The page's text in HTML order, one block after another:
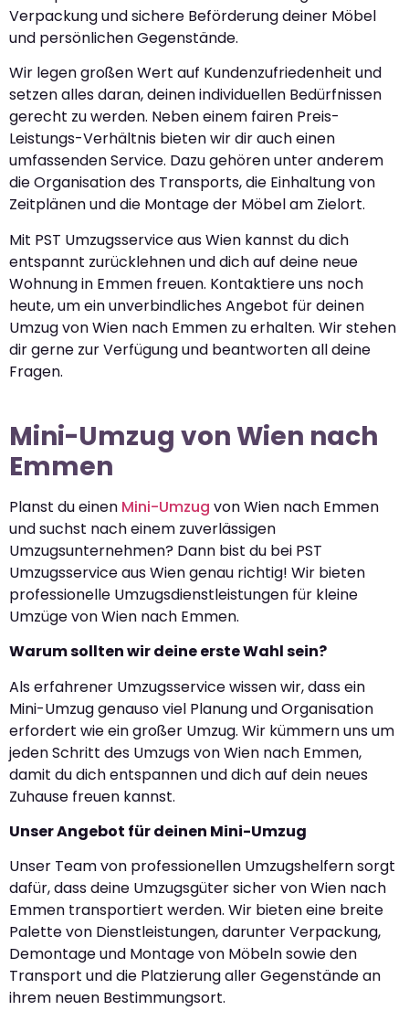
Verpackung und sichere Beförderung deiner Möbel
und persönlichen Gegenstände.
Wir legen großen Wert auf Kundenzufriedenheit und
setzen alles daran, deinen individuellen Bedürfnissen
gerecht zu werden. Neben einem fairen Preis-
Leistungs-Verhältnis bieten wir dir auch einen
umfassenden Service. Dazu gehören unter anderem
die Organisation des Transports, die Einhaltung von
Zeitplänen und die Montage der Möbel am Zielort.
Mit PST Umzugsservice aus Wien kannst du dich
entspannt zurücklehnen und dich auf deine neue
Wohnung in Emmen freuen. Kontaktiere uns noch
heute, um ein unverbindliches Angebot für deinen
Umzug von Wien nach Emmen zu erhalten. Wir stehen
dir gerne zur Verfügung und beantworten all deine
Fragen.
Mini-Umzug von Wien nach
Emmen
Planst du einen Mini-Umzug von Wien nach Emmen
und suchst nach einem zuverlässigen
Umzugsunternehmen? Dann bist du bei PST
Umzugsservice aus Wien genau richtig! Wir bieten
professionelle Umzugsdienstleistungen für kleine
Umzüge von Wien nach Emmen.
Warum sollten wir deine erste Wahl sein?
Als erfahrener Umzugsservice wissen wir, dass ein
Mini-Umzug genauso viel Planung und Organisation
erfordert wie ein großer Umzug. Wir kümmern uns um
jeden Schritt des Umzugs von Wien nach Emmen,
damit du dich entspannen und dich auf dein neues
Zuhause freuen kannst.
Unser Angebot für deinen Mini-Umzug
Unser Team von professionellen Umzugshelfern sorgt
dafür, dass deine Umzugsgüter sicher von Wien nach
Emmen transportiert werden. Wir bieten eine breite
Palette von Dienstleistungen, darunter Verpackung,
Demontage und Montage von Möbeln sowie den
Transport und die Platzierung aller Gegenstände an
ihrem neuen Bestimmungsort.